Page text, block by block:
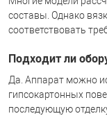
составы. Однако
соответствовать
Подходит ли
Да. Аппарат можно
гипсокартонных
последующую